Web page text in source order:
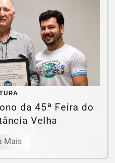
da 45ª Feira do
Velha
Mais